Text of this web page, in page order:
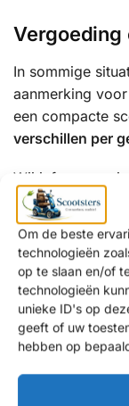
Om de beste
technologieën
op te slaan en/of
technologieën
unieke ID's op
geeft of uw
hebben op
Vergoeding
In sommige
aanmerking
een compacte
verschillen per
Wij informeren je
de
een eventuele
alternatieven
Waarom
Scootsters?
✔ Persoonlijk
✔ Showrooms